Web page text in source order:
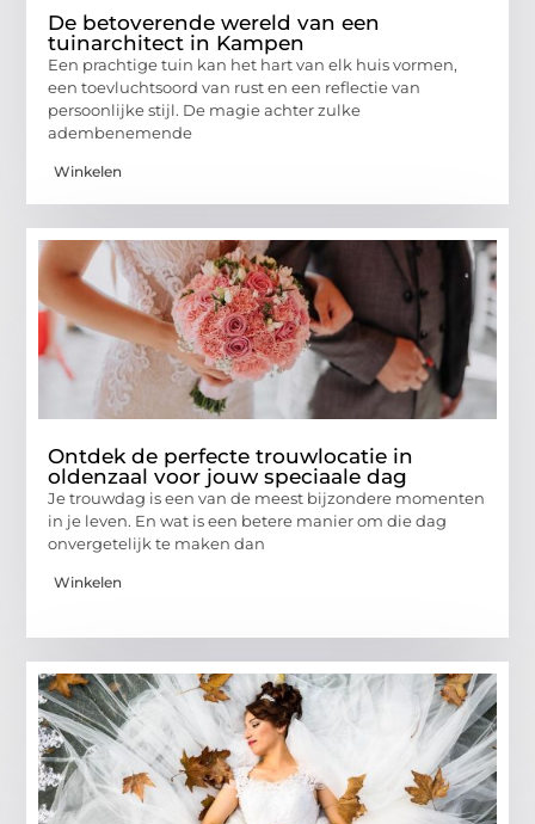
De betoverende wereld van een
tuinarchitect in Kampen
Een prachtige tuin kan het hart van elk huis vormen,
een toevluchtsoord van rust en een reflectie van
persoonlijke stijl. De magie achter zulke
adembenemende
Winkelen
Ontdek de perfecte trouwlocatie in
oldenzaal voor jouw speciaale dag
Je trouwdag is een van de meest bijzondere momenten
in je leven. En wat is een betere manier om die dag
onvergetelijk te maken dan
Winkelen